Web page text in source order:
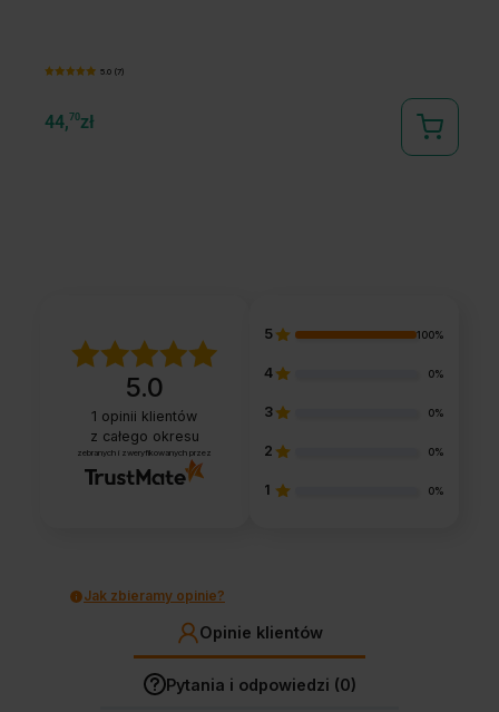
5.0 (7)
44,70zł
5.0
1 opinii klientów
z całego okresu
zebranych i zweryfikowanych przez
5 100%
4 0%
3 0%
2 0%
1 0%
Jak zbieramy opinie?
Opinie klientów
Pytania i odpowiedzi (0)